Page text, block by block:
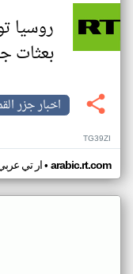
روسيا
بعثات جديدة
اخبار جزر
TG39ZI
ار تي• arabic.rt.com